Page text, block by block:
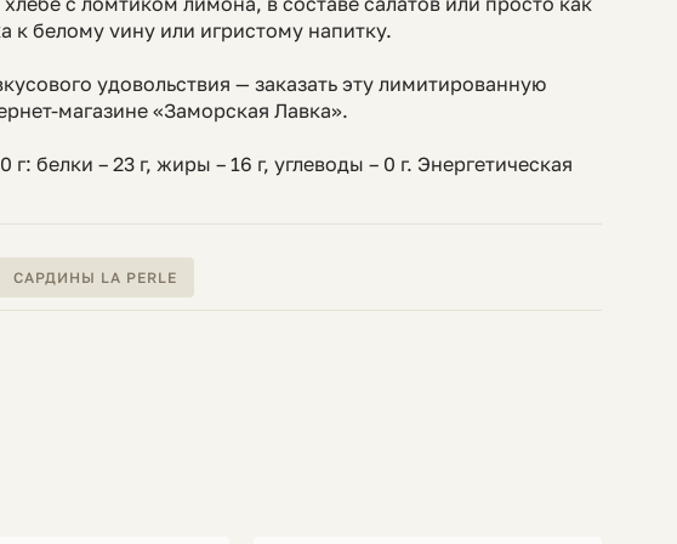
к белому vину или игристому напитку.
удовольствия — заказать эту лимитированную
магазине «Заморская Лавка».
белки – 23 г, жиры – 16 г, углеводы – 0 г. Энергетическая
САРДИНЫ LA PERLE